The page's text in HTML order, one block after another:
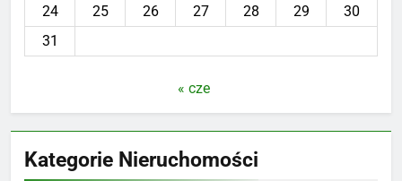
24
25 26 27 28 29
30
31
« cze
Kategorie Nieruchomości